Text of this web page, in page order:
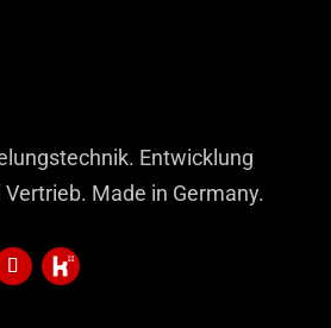
Entwicklung
Made in Germany.